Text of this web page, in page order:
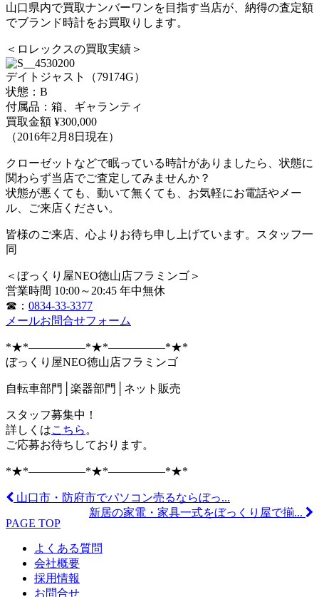
山口県内で買取ナンバーワンを目指す当店が、納得の査定額
でブランド時計をお買取りします。
＜ロレックスの買取実績＞
デイトジャスト（79174G）
状態：B
付属品：箱、ギャランティ
買取金額 ¥300,000
（2016年2月8日現在）
クローゼットなどで眠っている時計がありましたら、状態に
関わらず当店でご査定してみませんか？
状態が悪くても、動いて無くても、お気軽にお電話やメー
ル、ご来店ください。
皆様のご来店、心よりお待ち申し上げています。スタッフ一
同
＜ぼっくり屋NEO徳山店フラミンゴ＞
営業時間 10:00～20:45 年中無休
☎： 0834-33-3377
メールお問合せフォーム
*★*―――――*★*―――――*★*
ぼっくり屋NEO徳山店フラミンゴ
自転車部門│楽器部門│ネット販売
スタッフ募集中！
詳しくはこちら。
ご応募お待ちしております。
*★*―――――*★*―――――*★*
山口市・防府市でパソコン売るならぼっ...
新居の家電・家具一式をぼっくり屋で揃...
PAGE TOP
よくある質問
会社概要
採用情報
お問合せ